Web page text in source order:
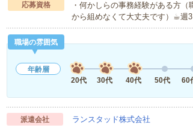
応募資格
・何かしらの事務経験がある方
から組めなくて大丈夫です）☕︎週
職場の雰囲気
年齢層
20代
30代 40代 50代 60
派遣会社 ランスタッド株式会社